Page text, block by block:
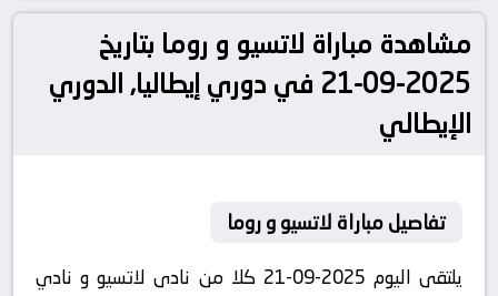
مشاهدة مباراة لاتسيو و روما بتاريخ
2025-09-21 في دوري إيطاليا, الدوري
الإيطالي
تفاصيل مباراة لاتسيو و روما
يلتقى اليوم 2025-09-21 كلا من نادى لاتسيو و نادي